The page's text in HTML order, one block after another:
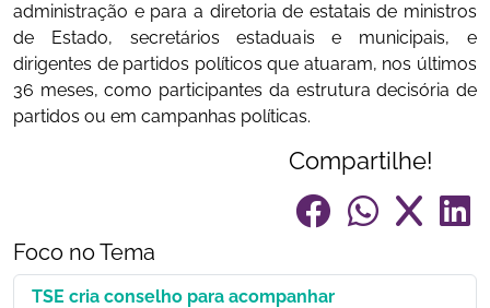
administração e para a diretoria de estatais de ministros
de Estado, secretários estaduais e municipais, e
dirigentes de partidos políticos que atuaram, nos últimos
36 meses, como participantes da estrutura decisória de
partidos ou em campanhas políticas.
Compartilhe!
Foco no Tema
TSE cria conselho para acompanhar